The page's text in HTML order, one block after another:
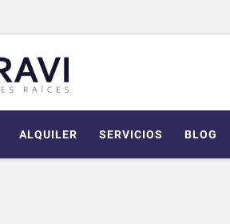
ALQUILER SERVICIOS BLOG